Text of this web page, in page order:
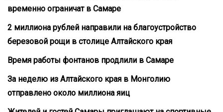
временно ограничат в Самаре
2 миллиона рублей направили на благоустройство
березовой рощи в столице Алтайского края
Время работы фонтанов продлили в Самаре
За неделю из Алтайского края в Монголию
отправлено около миллиона яиц